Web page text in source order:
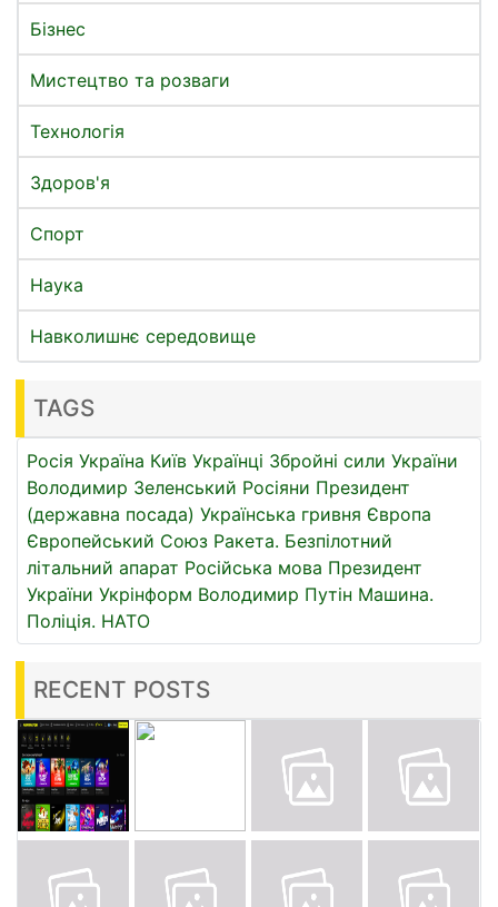
Бізнес
Мистецтво та розваги
Технологія
Здоров'я
Спорт
Наука
Навколишнє середовище
TAGS
Росія Україна Київ Українці Збройні сили України
Володимир Зеленський Росіяни Президент
(державна посада) Українська гривня Європа
Європейський Союз Ракета. Безпілотний
літальний апарат Російська мова Президент
України Укрінформ Володимир Путін Машина.
Поліція. НАТО
RECENT POSTS